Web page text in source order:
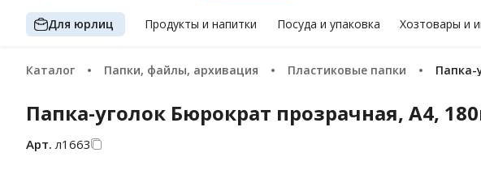
Для юрлиц Продуктыи напитки Посуда и упаковка Хозтоварыи
Каталог Папки, файлы, архивация Пластиковые папки
Папка-уголок Бюрократ прозрачная, A4,
Арт. л1663